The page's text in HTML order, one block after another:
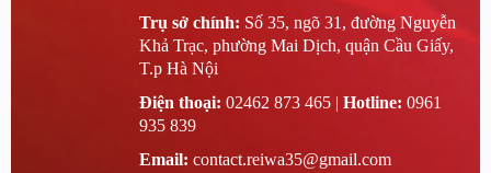
Trụ sở chính: Số 35, ngõ 31, đường Nguyễn
Khả Trạc, phường Mai Dịch, quận Cầu Giấy,
T.p Hà Nội
Điện thoại: 02462 873 465 | Hotline: 0961
935 839
Email: contact.reiwa35@gmail.com